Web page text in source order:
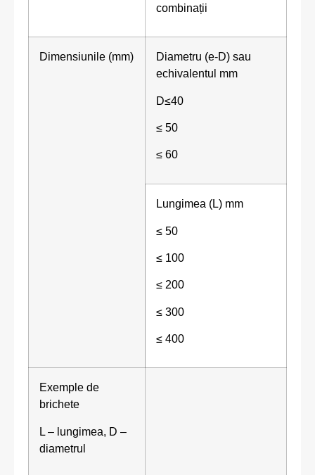
combinații
Dimensiunile (mm)
Diametru (e-D) sau
echivalentul mm
D≤40
≤ 50
≤ 60
Lungimea (L) mm
≤ 50
≤ 100
≤ 200
≤ 300
≤ 400
Exemple de
brichete
L – lungimea, D –
diametrul